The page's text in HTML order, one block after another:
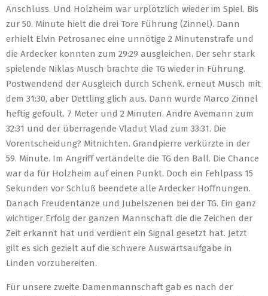
Anschluss. Und Holzheim war urplötzlich wieder im Spiel. Bis
zur 50. Minute hielt die drei Tore Führung (Zinnel). Dann
erhielt Elvin Petrosanec eine unnötige 2 Minutenstrafe und
die Ardecker konnten zum 29:29 ausgleichen. Der sehr stark
spielende Niklas Musch brachte die TG wieder in Führung.
Postwendend der Ausgleich durch Schenk. erneut Musch mit
dem 31:30, aber Dettling glich aus. Dann wurde Marco Zinnel
heftig gefoult. 7 Meter und 2 Minuten. Andre Avemann zum
32:31 und der überragende Vladut Vlad zum 33:31. Die
Vorentscheidung? Mitnichten. Grandpierre verkürzte in der
59. Minute. Im Angriff vertändelte die TG den Ball. Die Chance
war da für Holzheim auf einen Punkt. Doch ein Fehlpass 15
Sekunden vor Schluß beendete alle Ardecker Hoffnungen.
Danach Freudentänze und Jubelszenen bei der TG. Ein ganz
wichtiger Erfolg der ganzen Mannschaft die die Zeichen der
Zeit erkannt hat und verdient ein Signal gesetzt hat. Jetzt
gilt es sich gezielt auf die schwere Auswärtsaufgabe in
Linden vorzubereiten.
Für unsere zweite Damenmannschaft gab es nach der